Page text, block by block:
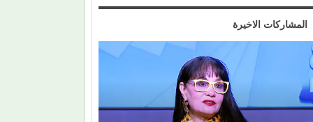
المشاركات الاخيرة